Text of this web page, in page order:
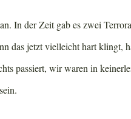
In der Zeit gab es zwei
das jetzt vielleicht hart klingt,
passiert, wir waren in